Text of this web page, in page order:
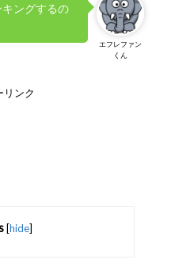
エフレファン
くん
ングするの
リンク
[hide]